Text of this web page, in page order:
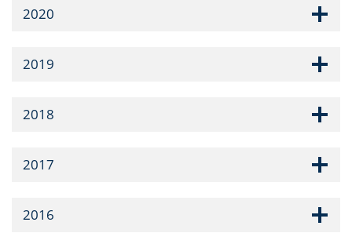
2020
2019
2018
2017
2016